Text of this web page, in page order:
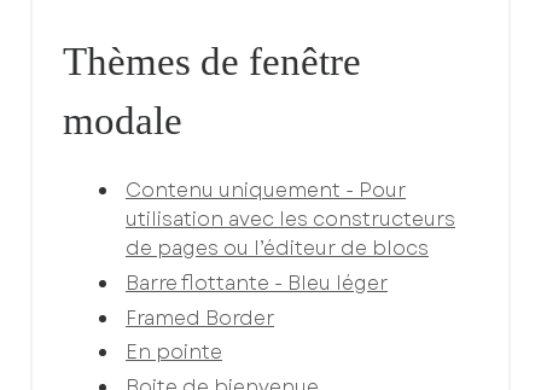
Thèmes de fenêtre
modale
Contenu uniquement - Pour
utilisation avec les constructeurs
de pages ou l’éditeur de blocs
Barre flottante - Bleu léger
Framed Border
En pointe